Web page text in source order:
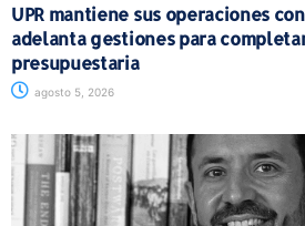
UPR mantiene sus operaciones
adelanta gestiones para
presupuestaria
agosto 5, 2026